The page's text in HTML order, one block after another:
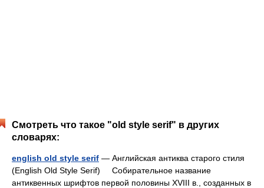
Смотреть что такое "old style serif" в других
словарях:
english old style serif — Английская антиква старого стиля
(English Old Style Serif) Собирательное название
антиквенных шрифтов первой половины XVIII в., созданных в